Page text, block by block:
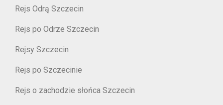
Rejs Odrą Szczecin
Rejs po Odrze Szczecin
Rejsy Szczecin
Rejs po Szczecinie
Rejs o zachodzie słońca Szczecin